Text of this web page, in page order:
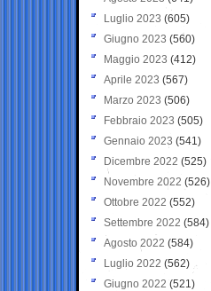
Luglio 2023 (605)
Giugno 2023 (560)
Maggio 2023 (412)
Aprile 2023 (567)
Marzo 2023 (506)
Febbraio 2023 (505)
Gennaio 2023 (541)
Dicembre 2022 (525)
Novembre 2022 (526)
Ottobre 2022 (552)
Settembre 2022 (584)
Agosto 2022 (584)
Luglio 2022 (562)
Giugno 2022 (521)